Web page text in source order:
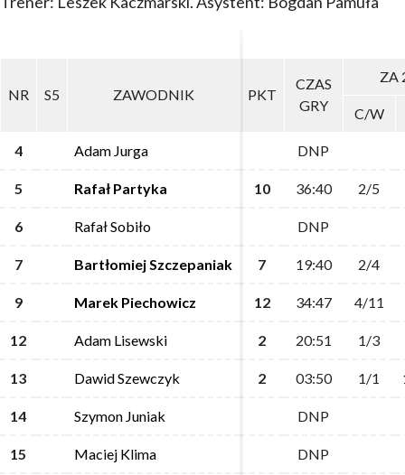
NR S5 ZAWODNIK PKT
CZAS
GRY
ZA
C/W
4 Adam Jurga DNP
5 Rafał Partyka 10 36:40 2/5
6 Rafał Sobiło DNP
7 Bartłomiej Szczepaniak 7 19:40 2/4
9 Marek Piechowicz 12 34:47 4/11
12 Adam Lisewski 2 20:51 1/3
13 Dawid Szewczyk 2 03:50 1/1
14 Szymon Juniak DNP
15 Maciej Klima DNP
NR S5 ZAWODNIK PKT
CZAS
GRY
ZA
C/W
4 Adam Jurga DNP
5 Rafał Partyka 10 36:40 2/5
6 Rafał Sobiło DNP
7 Bartłomiej Szczepaniak 7 19:40 2/4
9 Marek Piechowicz 12 34:47 4/11
12 Adam Lisewski 2 20:51 1/3
13 Dawid Szewczyk 2 03:50 1/1
14 Szymon Juniak DNP
15 Maciej Klima DNP